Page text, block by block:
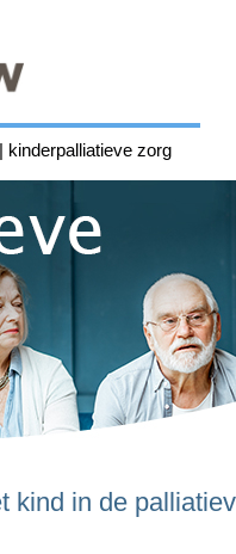
kinderpalliatieve zorg
kind in de